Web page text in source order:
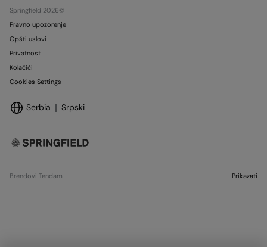
Springfield 2026©
Pravno upozorenje
Opšti uslovi
Privatnost
Kolačići
Cookies Settings
Serbia Srpski
Brendovi Tendam Prikazati